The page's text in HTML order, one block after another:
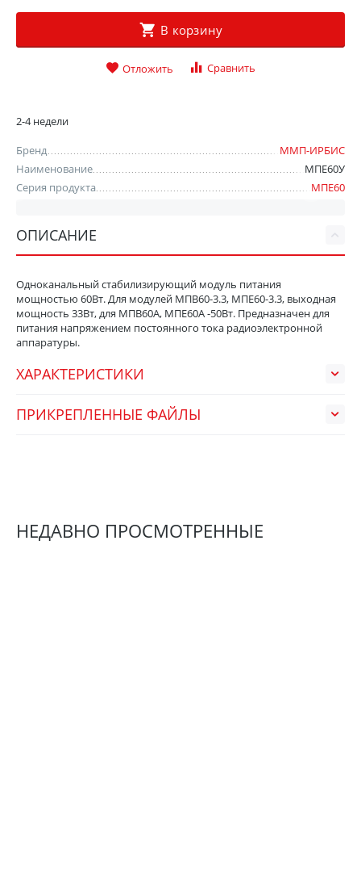
В корзину
Отложить Сравнить
2-4 недели
Бренд
ММП-ИРБИС
Наименование
МПЕ60У
Серия продукта
МПЕ60
ОПИСАНИЕ
Одноканальный стабилизирующий модуль питания
мощностью 60Вт. Для модулей МПВ60-3.3, МПЕ60-3.3, выходная
мощность 33Вт, для МПВ60А, МПЕ60А -50Вт. Предназначен для
питания напряжением постоянного тока радиоэлектронной
аппаратуры.
ХАРАКТЕРИСТИКИ
ПРИКРЕПЛЕННЫЕ ФАЙЛЫ
НЕДАВНО ПРОСМОТРЕННЫЕ